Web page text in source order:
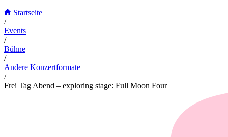
Startseite
/
Events
/
Bühne
/
Andere Konzertformate
/
Frei Tag Abend – exploring stage: Full Moon Four